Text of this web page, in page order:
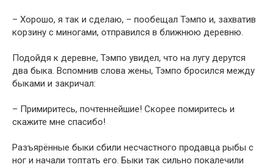
– Хорошо, я так и сделаю, – пообещал Тэмпо и, захватив
корзину с миногами, отправился в ближнюю деревню.
Подойдя к деревне, Тэмпо увидел, что на лугу дерутся
два быка. Вспомнив слова жены, Тэмпо бросился между
быками и закричал:
– Примиритесь, почтеннейшие! Скорее помиритесь и
скажите мне спасибо!
Разъярённые быки сбили несчастного продавца рыбы с
ног и начали топтать его. Быки так сильно покалечили